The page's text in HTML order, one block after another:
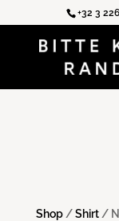
+32 3
Shop/Shirt/